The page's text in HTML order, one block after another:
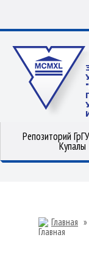
Репозиторий
Купалы
Главная »